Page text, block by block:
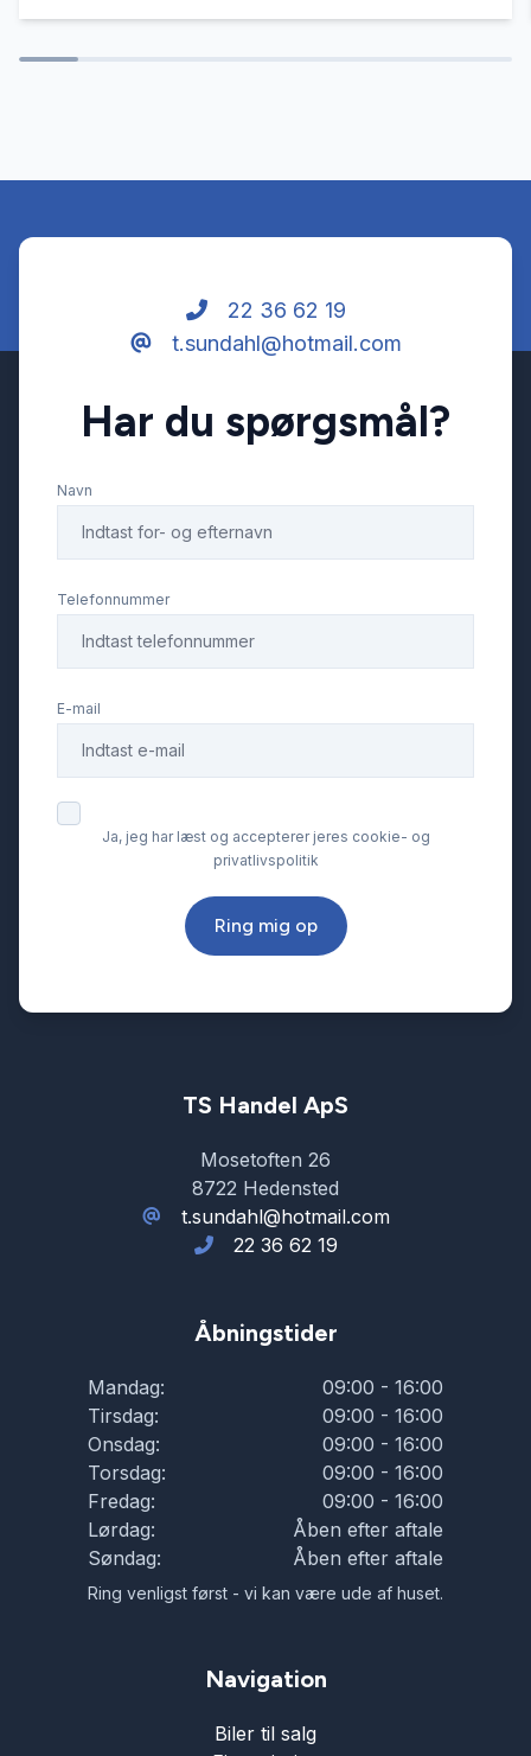
22 36 62 19
t.sundahl@hotmail.com
Har du spørgsmål?
Navn
Telefonnummer
E-mail
Ja, jeg har læst og accepterer jeres cookie- og
privatlivspolitik
Ring mig op
TS Handel ApS
Mosetoften 26
8722 Hedensted
t.sundahl@hotmail.com
22 36 62 19
Åbningstider
Mandag:
09:00 - 16:00
Tirsdag:
09:00 - 16:00
Onsdag:
09:00 - 16:00
Torsdag:
09:00 - 16:00
Fredag:
09:00 - 16:00
Lørdag:
Åben efter aftale
Søndag:
Åben efter aftale
Ring venligst først - vi kan være ude af huset.
Navigation
Biler til salg